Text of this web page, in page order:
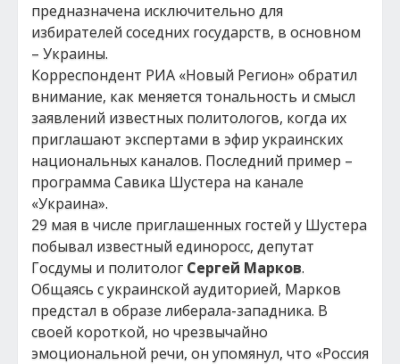
предназначена исключительно для
избирателей соседних государств, в основном
– Украины.
Корреспондент РИА «Новый Регион» обратил
внимание, как меняется тональность и смысл
заявлений известных политологов, когда их
приглашают экспертами в эфир украинских
национальных каналов. Последний пример –
программа Савика Шустера на канале
«Украина».
29 мая в числе приглашенных гостей у Шустера
побывал известный единоросс, депутат
Госдумы и политолог Сергей Марков.
Общаясь с украинской аудиторией, Марков
предстал в образе либерала-западника. В
своей короткой, но чрезвычайно
эмоциональной речи, он упомянул, что «Россия